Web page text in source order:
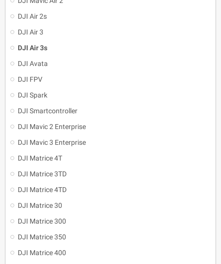
DJI Air 2s
DJI Air 3
DJI Air 3s
DJI Avata
DJI FPV
DJI Spark
DJI Smartcontroller
DJI Mavic 2 Enterprise
DJI Mavic 3 Enterprise
DJI Matrice 4T
DJI Matrice 3TD
DJI Matrice 4TD
DJI Matrice 30
DJI Matrice 300
DJI Matrice 350
DJI Matrice 400